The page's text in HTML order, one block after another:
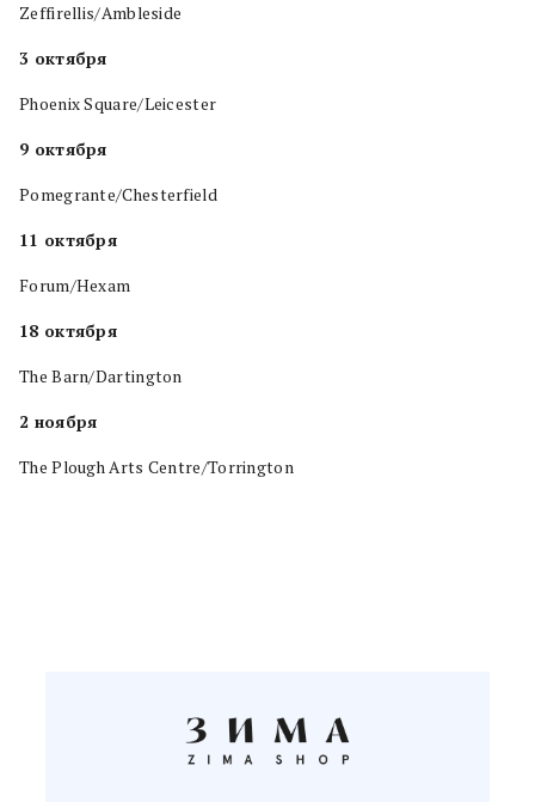
Zeffirellis/Ambleside
3 октября
Phoenix Square/Leicester
9 октября
Pomegrante/Chesterfield
11 октября
Forum/Hexam
18 октября
The Barn/Dartington
2 ноября
The Plough Arts Centre/Torrington